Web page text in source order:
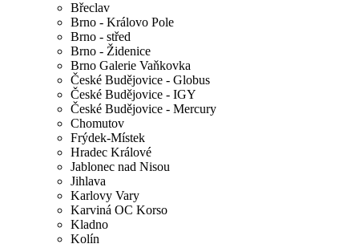
Břeclav
Brno - Královo Pole
Brno - střed
Brno - Židenice
Brno Galerie Vaňkovka
České Budějovice - Globus
České Budějovice - IGY
České Budějovice - Mercury
Chomutov
Frýdek-Místek
Hradec Králové
Jablonec nad Nisou
Jihlava
Karlovy Vary
Karviná OC Korso
Kladno
Kolín